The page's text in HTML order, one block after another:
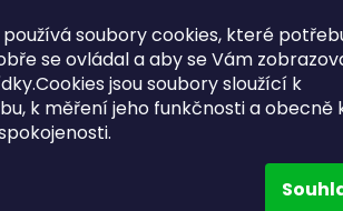
soubory cookies, které
se ovládal a aby se Vám
jsou soubory sloužící k
k měření jeho funkčnosti a obecně
731 019 093